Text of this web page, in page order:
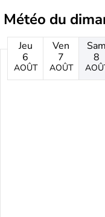
Météo du
Jeu
6
AOÛT
Ven
7
AOÛT
Sam
8